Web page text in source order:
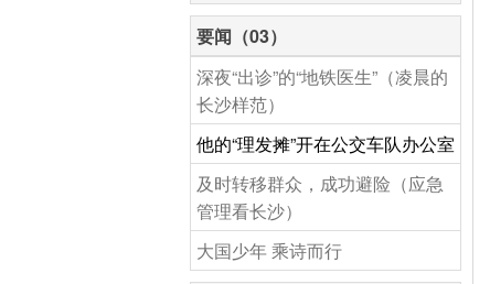
要闻（03）
深夜“出诊”的“地铁医生”（凌晨的
长沙样范）
他的“理发摊”开在公交车队办公室
及时转移群众，成功避险（应急
管理看长沙）
大国少年 乘诗而行